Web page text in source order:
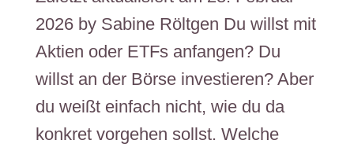
2026 by Sabine Röltgen Du willst mit
Aktien oder ETFs anfangen? Du
willst an der Börse investieren? Aber
du weißt einfach nicht, wie du da
konkret vorgehen sollst. Welche